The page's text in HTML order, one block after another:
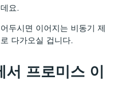
요.
두시면 이어지는 비동기 제
다가오실 겁니다.
서 프로미스 이